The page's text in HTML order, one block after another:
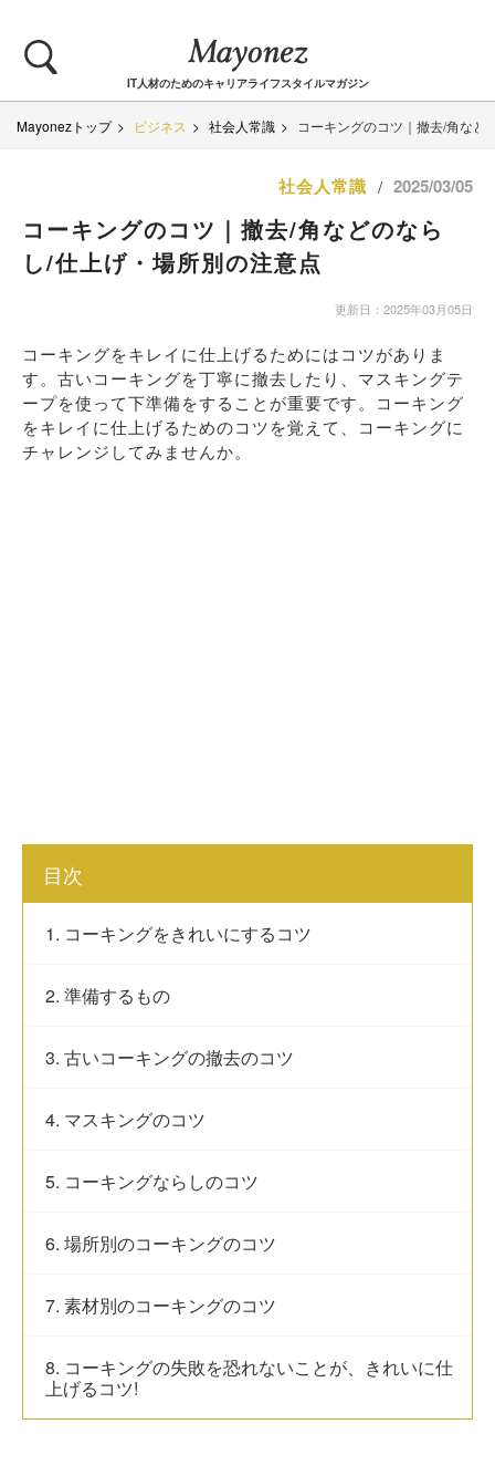
IT人材のためのキャリアライフスタイルマガジン
Mayonezトップ ビジネス 社会人常識 コーキングのコツ｜撤去/角など
社会人常識 / 2025/03/05
コーキングのコツ｜撤去/角などのなら
し/仕上げ・場所別の注意点
更新日：2025年03月05日
コーキングをキレイに仕上げるためにはコツがありま
す。古いコーキングを丁寧に撤去したり、マスキングテ
ープを使って下準備をすることが重要です。コーキング
をキレイに仕上げるためのコツを覚えて、コーキングに
チャレンジしてみませんか。
目次
1. コーキングをきれいにするコツ
2. 準備するもの
3. 古いコーキングの撤去のコツ
4. マスキングのコツ
5. コーキングならしのコツ
6. 場所別のコーキングのコツ
7. 素材別のコーキングのコツ
8. コーキングの失敗を恐れないことが、きれいに仕
上げるコツ!